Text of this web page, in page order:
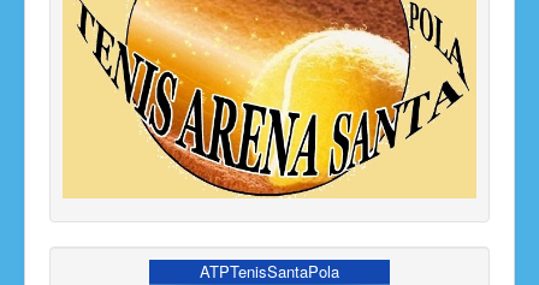
ATPTenisSantaPola